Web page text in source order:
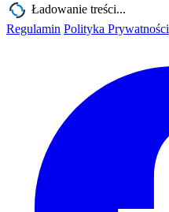
Ładowanie treści...
Regulamin Polityka Prywatności